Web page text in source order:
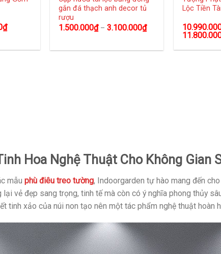
₫
gắn đá thạch anh decor tủ
rượu
1.500.000₫–3.100.000₫
Lộc Tiền
Hoa Nghệ Thuật Cho Không Gian
mẫu phù điêu treo tường, Indoorgarden tự hào mang đến
lại vẻ đẹp sang trọng, tinh tế mà còn có ý nghĩa phong thủy
tinh xảo của núi non tạo nên một tác phẩm nghệ thuật hoàn